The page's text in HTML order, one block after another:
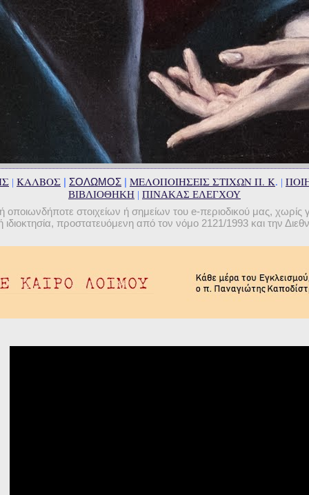
| ΚΑΛΒΟΣ | ΣΟΛΩΜΟΣ | ΜΕΛΟΠΟΙΗΣΕΙΣ ΣΤΙΧΩΝ Π. Κ. |
ΒΙΒΛΙΟΘΗΚΗ | ΠΙΝΑΚΑΣ ΕΛΕΓΧΟΥ
στοιχείων ή σημείων του e-περιοδικού μας,
προστατευόμενη από τον νόμο 2121/1993 και την